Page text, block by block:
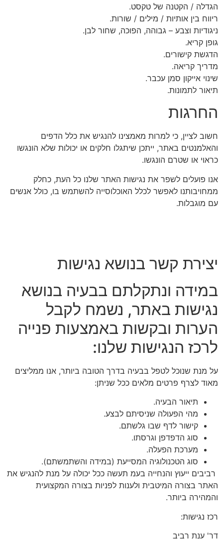
הגדלה / הקטנה של טקסט.
ריווח בין אותיות / מילים / שורות.
ניגודיות וצבע – גבוהה, הפוכה, שחור לבן.
גופן קריא.
הדגשת קישורים.
מדריך קריאה.
שינוי אייקון סמן עכבר.
תיאור לתמונות.
החרגות
חשוב לציין, כי למרות מאמצינו להנגיש את כלל הדפים
והאלמנטים באתר, ייתכן שיתגלו חלקים או יכולות שלא הונגשו
כראוי או שטרם הונגשו.
אנו פועלים לשפר את נגישות האתר שלנו כל העת, כחלק
ממחויבותנו לאפשר לכלל האוכלוסייה להשתמש בו, כולל אנשים
עם מוגבלות.
יצירת קשר בנושא נגישות
במידה ונתקלתם בבעיה בנושא
נגישות באתר, נשמח לקבל
הערות ובקשות באמצעות פנייה
לרכז הנגישות שלנו:
על מנת שנוכל לטפל בבעיה בדרך הטובה ביותר, אנו ממליצים
מאוד לצרף פרטים מלאים ככל שניתן:
תיאור הבעיה.
מהי הפעולה שניסיתם לבצע.
קישור לדף שבו גלשתם.
סוג הדפדפן וגרסתו.
מערכת הפעלה.
סוג הטכנולוגיה המסייעת (במידה והשתמשתם).
רביבים ייעוץ והנחייה בעמ תעשה ככל יכולה על מנת להנגיש את
האתר בצורה המיטבית ולענות לפניות בצורה המקצועית
והמהירה ביותר.
רכז נגישות:
דר' ענת רביב